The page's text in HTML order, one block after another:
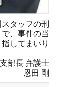
タッフの刑
、事件の当
してまいり
部長 弁護士
恩田 剛